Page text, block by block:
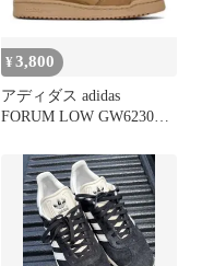
¥3,800
アディダス adidas
FORUM LOW GW6230